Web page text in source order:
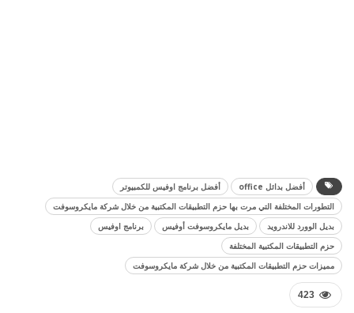
أفضل بدائل office
أفضل برنامج اوفيس للكمبيوتر
التطورات المختلفة التي مرت بها حزم التطبيقات المكتبية من خلال شركة مايكروسوفت
بديل الوورد للاندرويد
بديل مايكروسوفت أوفيس
برنامج اوفيس
حزم التطبيقات المكتبية المختلفة
مميزات حزم التطبيقات المكتبية من خلال شركة مايكروسوفت
423